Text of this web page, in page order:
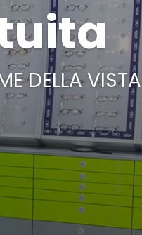
DELLA VISTA